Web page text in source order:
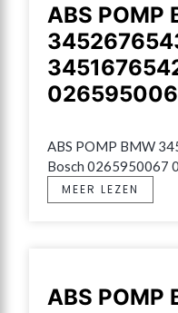
ABS POMP
ABS POMP BMW
Bosch 0265950067
MEER LEZEN
ABS POMP